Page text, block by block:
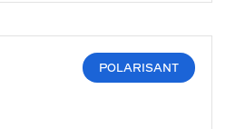
POLARISANT